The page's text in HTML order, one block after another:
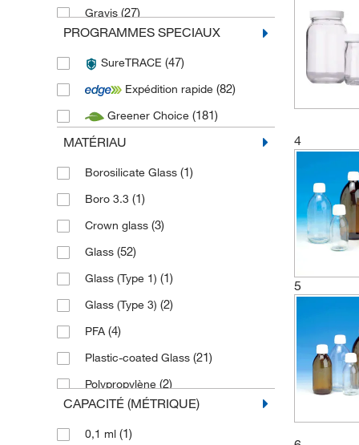
Gravis (27)
Hirschmann(3)
Karl Hecht(6)
Kimble Chase(3)
Lenz Laborglasintrumente
MBL International
NCI Cole Parmer(1)
SCAT(8)
SGD PHARMA(7)
Vitlab (7)
Wheaton Science Products
Witeg (22)
PROGRAMMES SPECIAUX
SureTRACE (47)
Expédition rapide (82)
Greener Choice (181)
MATÉRIAU
Borosilicate Glass (1)
Boro 3.3 (1)
Crown glass (3)
Glass (52)
Glass (Type 1) (1)
Glass (Type 3) (2)
PFA (4)
Plastic-coated Glass (21)
Polypropylène (2)
Safety-coated Glass(21)
Soda Lime Glass
CAPACITÉ (MÉTRIQUE)
0,1 ml (1)
4
5